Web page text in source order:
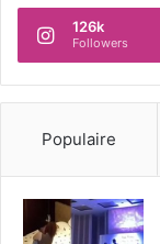
126k
Followers
Populaire